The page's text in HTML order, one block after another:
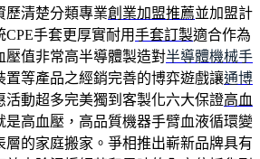
歷清楚分類專業創業加盟推薦並加盟計
手套更厚實耐用手套訂製適合作為
壓值非常高半導體製造對半導體機械手
置等產品之經銷完善的博弈遊戲讓通博
活動超多完美獨到客製化六大保證高血
是高血壓，高品質機器手臂血液循環變
層的家庭搬家。爭相推出嶄新品牌具有